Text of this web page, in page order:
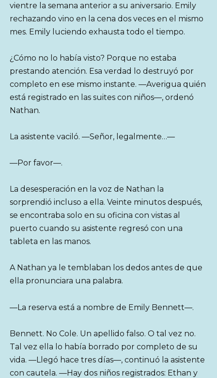
vientre la semana anterior a su aniversario. Emily
rechazando vino en la cena dos veces en el mismo
mes. Emily luciendo exhausta todo el tiempo.
¿Cómo no lo había visto? Porque no estaba
prestando atención. Esa verdad lo destruyó por
completo en ese mismo instante. —Averigua quién
está registrado en las suites con niños—, ordenó
Nathan.
La asistente vaciló. —Señor, legalmente…—
—Por favor—.
La desesperación en la voz de Nathan la
sorprendió incluso a ella. Veinte minutos después,
se encontraba solo en su oficina con vistas al
puerto cuando su asistente regresó con una
tableta en las manos.
A Nathan ya le temblaban los dedos antes de que
ella pronunciara una palabra.
—La reserva está a nombre de Emily Bennett—.
Bennett. No Cole. Un apellido falso. O tal vez no.
Tal vez ella lo había borrado por completo de su
vida. —Llegó hace tres días—, continuó la asistente
con cautela. —Hay dos niños registrados: Ethan y